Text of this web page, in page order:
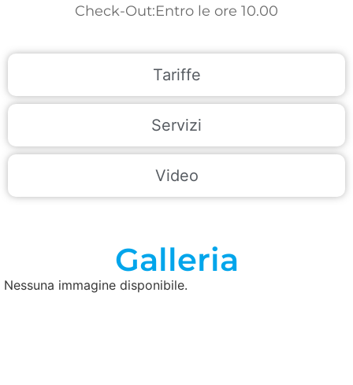
Tariffe
Servizi
Video
Check-Out:Entro le ore 10.00
Galleria
Nessuna immagine disponibile.